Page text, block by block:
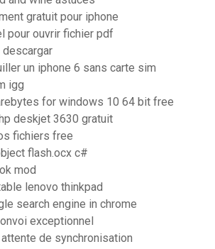
gratuit pour iphone
pour ouvrir fichier pdf
descargar
un iphone 6 sans carte sim
igg
for windows 10 64 bit free
deskjet 3630 gratuit
fichiers free
flash.ocx c#
mod
lenovo thinkpad
search engine in chrome
exceptionnel
de synchronisation